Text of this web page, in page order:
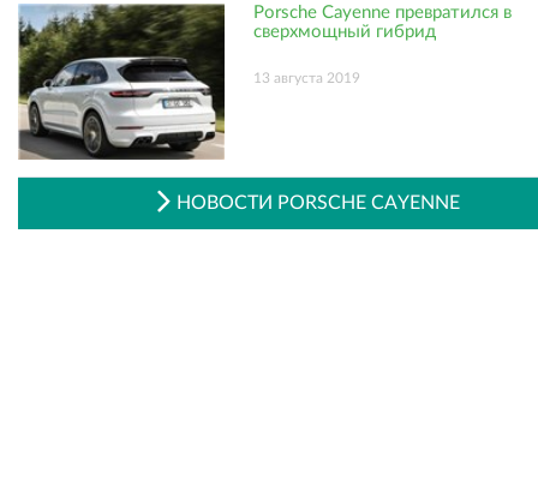
Porsche Cayenne превратился в
сверхмощный гибрид
13 августа 2019
НОВОСТИ PORSCHE CAYENNE